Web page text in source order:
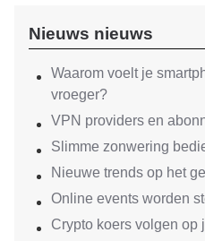
Nieuws nieuws
Waarom voelt je
vroeger?
VPN providers en
Slimme zonwering
Nieuwe trends op het
Online events worden
Crypto koers volgen op